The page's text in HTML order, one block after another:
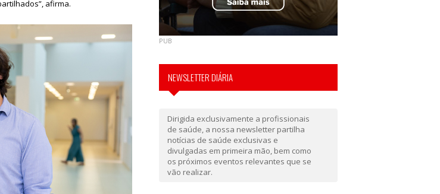
afirma.
PUB
NEWSLETTER DIÁRIA
Dirigida exclusivamente a profissionais
de saúde, a nossa newsletter partilha
notícias de saúde exclusivas e
divulgadas em primeira mão, bem como
os próximos eventos relevantes que se
vão realizar.